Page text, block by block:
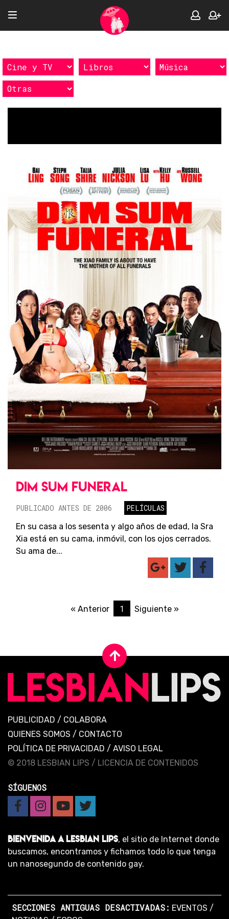
DIM SUM FUNERAL
PUBLICADO ANTES DE 2006
PELÍCULAS
En su casa a los sesenta y algo años de edad, la Sra
Xia está en su cama, inmóvil, con los ojos cerrados.
Su ama de...
« Anterior 1 Siguiente »
PUBLICIDAD / COLABORA
QUIENES SOMOS / CONTACTO
POLÍTICA DE PRIVACIDAD / AVISO LEGAL
© 2018 LESBIAN LIPS / LICENCIA DE CONTENIDOS
SÍGUENOS
BIENVENIDA A LESBIAN LIPS, el sitio de Internet donde
buscamos, encontramos y fichamos todo lo que tenga
un nanosegundo de contenido gay.
SECCIONES ANTIGUAS DESACTIVADAS: EVENTOS /